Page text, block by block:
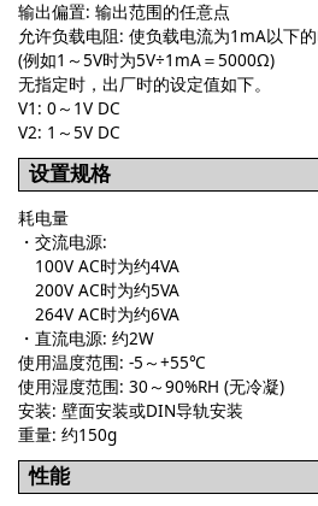
输出偏置: 输出范围的任意点
允许负载电阻: 使负载电流为1mA以下
(例如1～5V时为5V÷1mA＝5000Ω)
无指定时，出厂时的设定值如下。
V1: 0～1V DC
V2: 1～5V DC
设置规格
耗电量
・交流电源:
100V AC时为约4VA
200V AC时为约5VA
264V AC时为约6VA
・直流电源: 约2W
使用温度范围: -5～+55℃
使用湿度范围: 30～90%RH (无冷凝)
安装: 壁面安装或DIN导轨安装
重量: 约150g
性能